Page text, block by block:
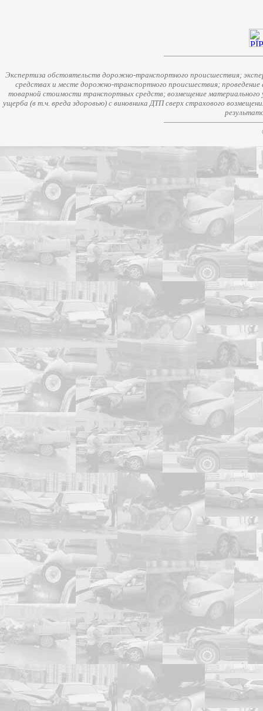
Экспертиза обстоятельств дорожно-транспортного происшествия;
средствах и месте дорожно-транспортного происшествия;
товарной стоимости транспортных средств; возмещение
ущерба (в т.ч. вреда здоровью) с виновника ДТП сверх страхового